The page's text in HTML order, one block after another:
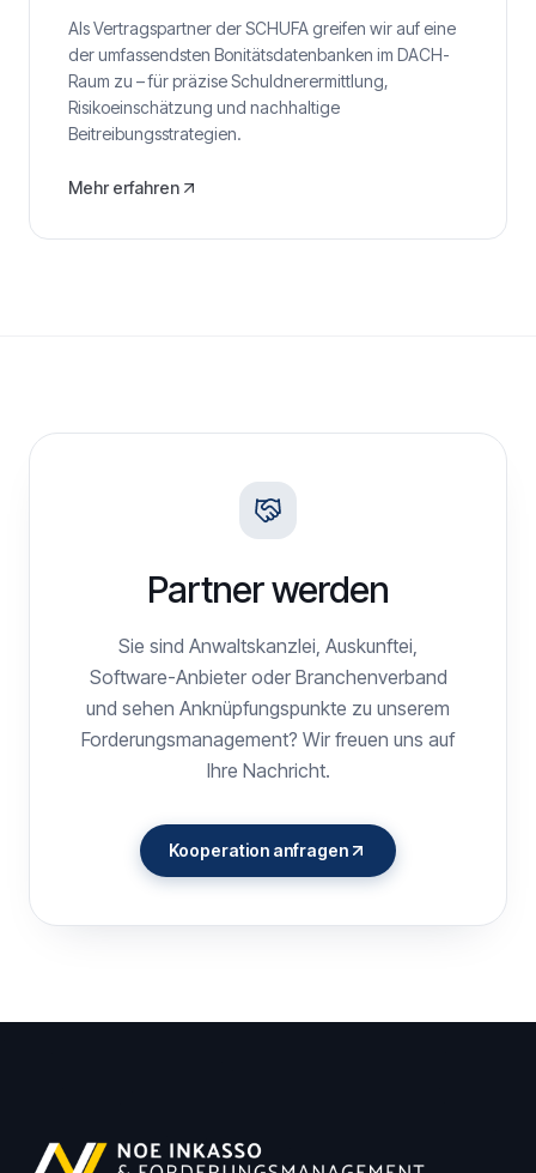
Als Vertragspartner der SCHUFA greifen wir auf eine
der umfassendsten Bonitätsdatenbanken im DACH-
Raum zu – für präzise Schuldnerermittlung,
Risikoeinschätzung und nachhaltige
Beitreibungsstrategien.
Mehr erfahren
Partner werden
Sie sind Anwaltskanzlei, Auskunftei,
Software-Anbieter oder Branchenverband
und sehen Anknüpfungs­punkte zu unserem
Forderungsmanagement? Wir freuen uns auf
Ihre Nachricht.
Kooperation anfragen